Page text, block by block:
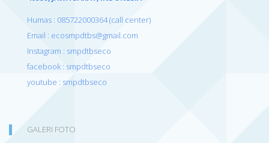
Humas : 085722000364 (call center)
Email : ecosmpdtbs@gmail.com
Instagram : smpdtbseco
facebook : smpdtbseco
youtube : smpdtbseco
GALERI FOTO